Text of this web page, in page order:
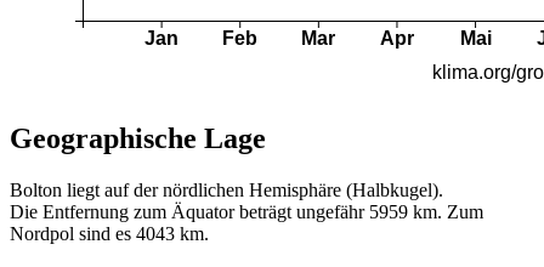
Geographische Lage
Bolton liegt auf der nördlichen Hemisphäre (Halbkugel).
Die Entfernung zum Äquator beträgt ungefähr 5959 km. Zum
Nordpol sind es 4043 km.